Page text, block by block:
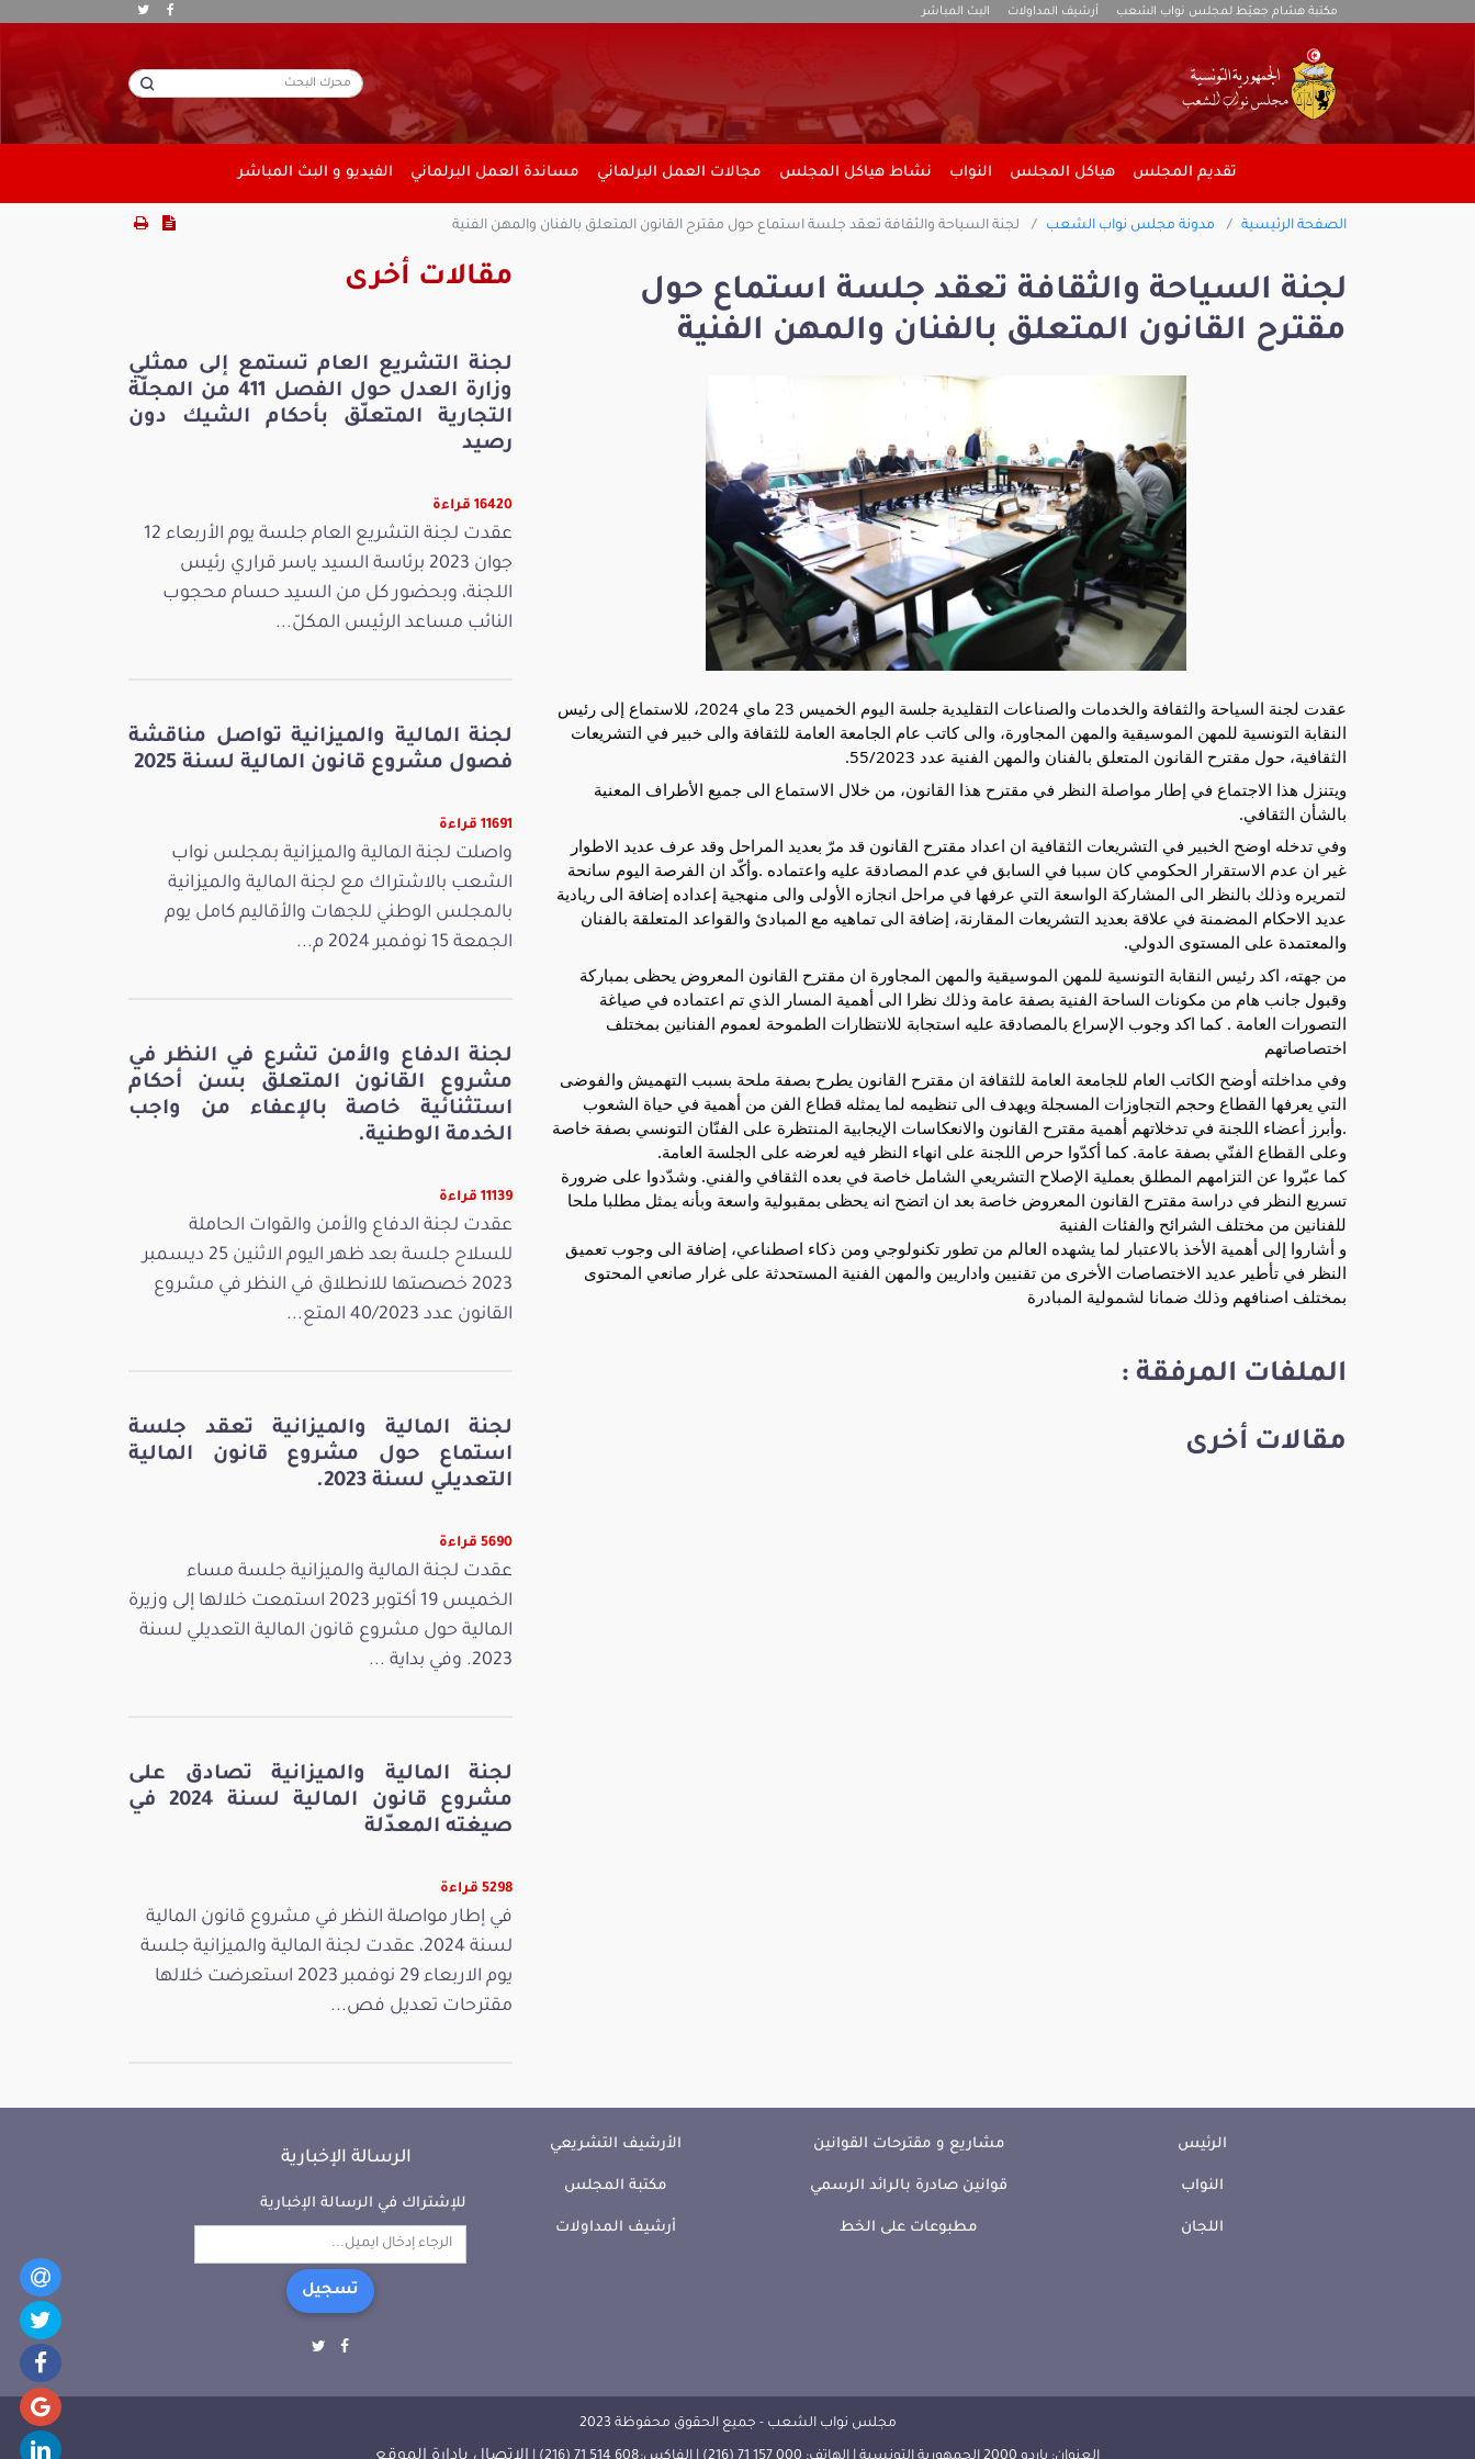
مكتبة هشام جعيّط لمجلس نواب الشعب أرشيف المداولات البث المباشر
تقديم المجلس هياكل المجلس النواب نشاط هياكل المجلس مجالات العمل البرلماني مساندة العمل البرلماني الفيديو و البث المباشر
الصفحة الرئيسية مدونة مجلس نواب الشعب لجنة السياحة والثقافة تعقد جلسة استماع حول مقترح القانون المتعلق بالفنان والمهن الفنية
لجنة السياحة والثقافة تعقد جلسة استماع حول
مقترح القانون المتعلق بالفنان والمهن الفنية
عقدت لجنة السياحة والثقافة والخدمات والصناعات التقليدية جلسة اليوم الخميس 23 ماي 2024، للاستماع إلى رئيس
النقابة التونسية للمهن الموسيقية والمهن المجاورة، والى كاتب عام الجامعة العامة للثقافة والى خبير في التشريعات
الثقافية، حول مقترح القانون المتعلق بالفنان والمهن الفنية عدد 55/2023.
ويتنزل هذا الاجتماع في إطار مواصلة النظر في مقترح هذا القانون، من خلال الاستماع الى جميع الأطراف المعنية
بالشأن الثقافي.
وفي تدخله اوضح الخبير في التشريعات الثقافية ان اعداد مقترح القانون قد مرّ بعديد المراحل وقد عرف عديد الاطوار
غير ان عدم الاستقرار الحكومي كان سببا في السابق في عدم المصادقة عليه واعتماده .وأكّد ان الفرصة اليوم سانحة
لتمريره وذلك بالنظر الى المشاركة الواسعة التي عرفها في مراحل انجازه الأولى والى منهجية إعداده إضافة الى ريادية
عديد الاحكام المضمنة في علاقة بعديد التشريعات المقارنة، إضافة الى تماهيه مع المبادئ والقواعد المتعلقة بالفنان
والمعتمدة على المستوى الدولي.
من جهته، اكد رئيس النقابة التونسية للمهن الموسيقية والمهن المجاورة ان مقترح القانون المعروض يحظى بمباركة
وقبول جانب هام من مكونات الساحة الفنية بصفة عامة وذلك نظرا الى أهمية المسار الذي تم اعتماده في صياغة
التصورات العامة . كما اكد وجوب الإسراع بالمصادقة عليه استجابة للانتظارات الطموحة لعموم الفنانين بمختلف
اختصاصاتهم
وفي مداخلته أوضح الكاتب العام للجامعة العامة للثقافة ان مقترح القانون يطرح بصفة ملحة بسبب التهميش والفوضى
التي يعرفها القطاع وحجم التجاوزات المسجلة ويهدف الى تنظيمه لما يمثله قطاع الفن من أهمية في حياة الشعوب
.وأبرز أعضاء اللجنة في تدخلاتهم أهمية مقترح القانون والانعكاسات الإيجابية المنتظرة على الفنّان التونسي بصفة خاصة
وعلى القطاع الفنّي بصفة عامة. كما أكدّوا حرص اللجنة على انهاء النظر فيه لعرضه على الجلسة العامة.
كما عبّروا عن التزامهم المطلق بعملية الإصلاح التشريعي الشامل خاصة في بعده الثقافي والفني. وشدّدوا على ضرورة
تسريع النظر في دراسة مقترح القانون المعروض خاصة بعد ان اتضح انه يحظى بمقبولية واسعة وبأنه يمثل مطلبا ملحا
للفنانين من مختلف الشرائح والفئات الفنية
و أشاروا إلى أهمية الأخذ بالاعتبار لما يشهده العالم من تطور تكنولوجي ومن ذكاء اصطناعي، إضافة الى وجوب تعميق
النظر في تأطير عديد الاختصاصات الأخرى من تقنيين واداريين والمهن الفنية المستحدثة على غرار صانعي المحتوى
بمختلف اصنافهم وذلك ضمانا لشمولية المبادرة
الملفات المرفقة :
مقالات أخرى
مقالات أخرى
لجنة التشريع العام تستمع إلى ممثلي
وزارة العدل حول الفصل 411 من المجلّة
التجارية المتعلّق بأحكام الشيك دون
رصيد
16420 قراءة
عقدت لجنة التشريع العام جلسة يوم الأربعاء 12
جوان 2023 برئاسة السيد ياسر قراري رئيس
اللجنة، وبحضور كل من السيد حسام محجوب
النائب مساعد الرئيس المكلّ...
لجنة المالية والميزانية تواصل مناقشة
فصول مشروع قانون المالية لسنة 2025
11691 قراءة
واصلت لجنة المالية والميزانية بمجلس نواب
الشعب بالاشتراك مع لجنة المالية والميزانية
بالمجلس الوطني للجهات والأقاليم كامل يوم
الجمعة 15 نوفمبر 2024 م...
لجنة الدفاع والأمن تشرع في النظر في
مشروع القانون المتعلق بسن أحكام
استثنائية خاصة بالإعفاء من واجب
الخدمة الوطنية.
11139 قراءة
عقدت لجنة الدفاع والأمن والقوات الحاملة
للسلاح جلسة بعد ظهر اليوم الاثنين 25 ديسمبر
2023 خصصتها للانطلاق في النظر في مشروع
القانون عدد 40/2023 المتع...
لجنة المالية والميزانية تعقد جلسة
استماع حول مشروع قانون المالية
التعديلي لسنة 2023.
5690 قراءة
عقدت لجنة المالية والميزانية جلسة مساء
الخميس 19 أكتوبر 2023 استمعت خلالها إلى وزيرة
المالية حول مشروع قانون المالية التعديلي لسنة
2023. وفي بداية ...
لجنة المالية والميزانية تصادق على
مشروع قانون المالية لسنة 2024 في
صيغته المعدّلة
5298 قراءة
في إطار مواصلة النظر في مشروع قانون المالية
لسنة 2024، عقدت لجنة المالية والميزانية جلسة
يوم الاربعاء 29 نوفمبر 2023 استعرضت خلالها
مقترحات تعديل فص...
الرئيس
النواب
اللجان
مشاريع و مقترحات القوانين
قوانين صادرة بالرائد الرسمي
مطبوعات على الخط
الأرشيف التشريعي
مكتبة المجلس
أرشيف المداولات
الرسالة الإخبارية
للإشتراك في الرسالة الإخبارية
تسجيل
مجلس نواب الشعب - جميع الحقوق محفوظة 2023